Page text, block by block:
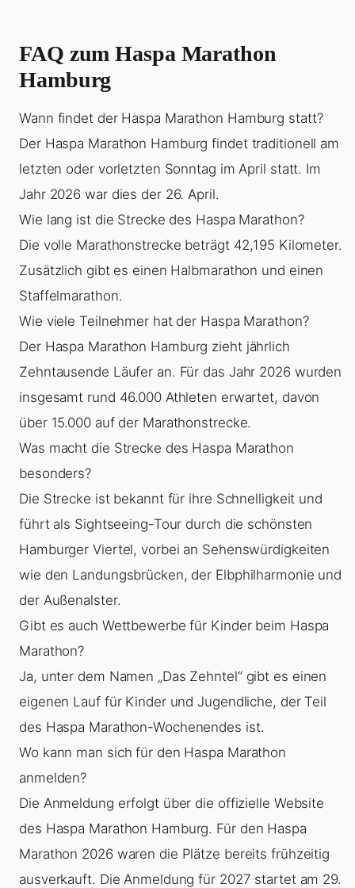
FAQ zum Haspa Marathon
Hamburg
Wann findet der Haspa Marathon Hamburg statt?
Der Haspa Marathon Hamburg findet traditionell am
letzten oder vorletzten Sonntag im April statt. Im
Jahr 2026 war dies der 26. April.
Wie lang ist die Strecke des Haspa Marathon?
Die volle Marathonstrecke beträgt 42,195 Kilometer.
Zusätzlich gibt es einen Halbmarathon und einen
Staffelmarathon.
Wie viele Teilnehmer hat der Haspa Marathon?
Der Haspa Marathon Hamburg zieht jährlich
Zehntausende Läufer an. Für das Jahr 2026 wurden
insgesamt rund 46.000 Athleten erwartet, davon
über 15.000 auf der Marathonstrecke.
Was macht die Strecke des Haspa Marathon
besonders?
Die Strecke ist bekannt für ihre Schnelligkeit und
führt als Sightseeing-Tour durch die schönsten
Hamburger Viertel, vorbei an Sehenswürdigkeiten
wie den Landungsbrücken, der Elbphilharmonie und
der Außenalster.
Gibt es auch Wettbewerbe für Kinder beim Haspa
Marathon?
Ja, unter dem Namen „Das Zehntel“ gibt es einen
eigenen Lauf für Kinder und Jugendliche, der Teil
des Haspa Marathon-Wochenendes ist.
Wo kann man sich für den Haspa Marathon
anmelden?
Die Anmeldung erfolgt über die offizielle Website
des Haspa Marathon Hamburg. Für den Haspa
Marathon 2026 waren die Plätze bereits frühzeitig
ausverkauft. Die Anmeldung für 2027 startet am 29.